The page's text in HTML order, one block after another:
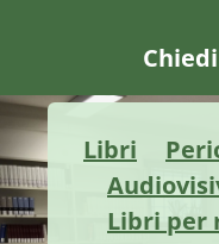
Libri
Libri per